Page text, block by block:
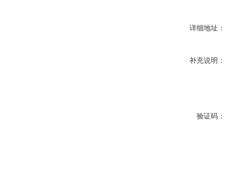
详细地址：
补充说明：
验证码：